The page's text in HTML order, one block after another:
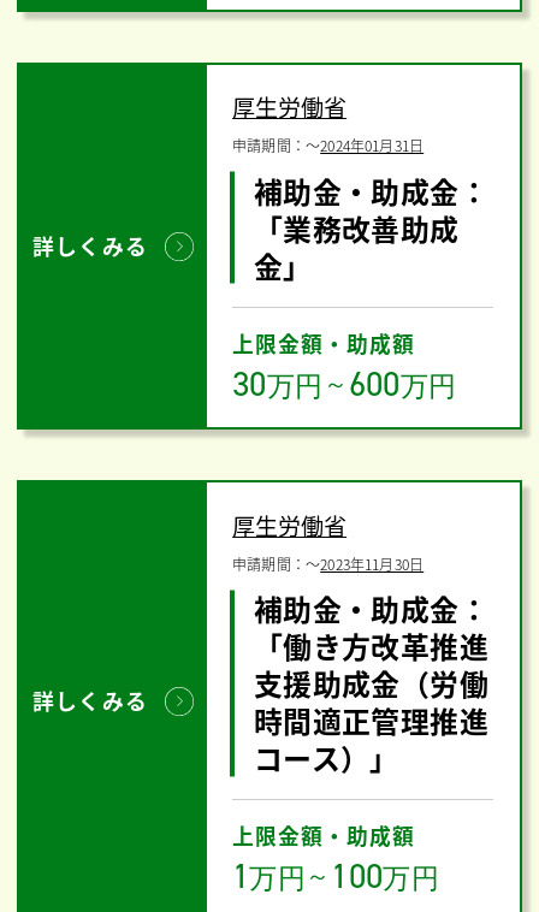
詳しくみる
厚生労働省
申請期間：〜2024年01月31日
補助金・助成金：
「業務改善助成
金」
上限金額・助成額
30万円 ～ 600万円
詳しくみる
厚生労働省
申請期間：〜2023年11月30日
補助金・助成金：
「働き方改革推進
支援助成金（労働
時間適正管理推進
コース）」
上限金額・助成額
1万円 ～ 100万円